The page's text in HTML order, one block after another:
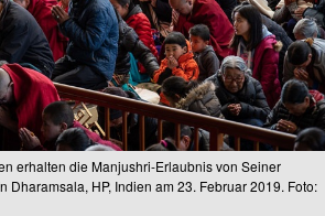
erhalten die Manjushri-Erlaubnis von Seiner
Dharamsala, HP, Indien am 23. Februar 2019. Foto: